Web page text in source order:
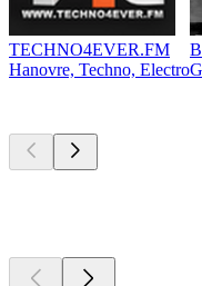
TECHNO4EVER.FM
Hanovre, Techno, Electro